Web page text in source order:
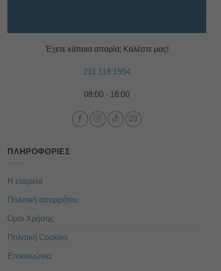
Έχετε κάποια απορία; Καλέστε μας!
211 118 1554
08:00 - 16:00
ΠΛΗΡΟΦΟΡΊΕΣ
Η εταιρεία
Πολιτική απορρήτου
Όροι Χρήσης
Πολιτική Cookies
Επικοινώνια